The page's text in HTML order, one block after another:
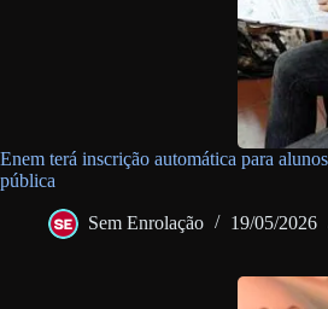
Enem terá inscrição automática para
pública
Sem Enrolação 19/05/2026